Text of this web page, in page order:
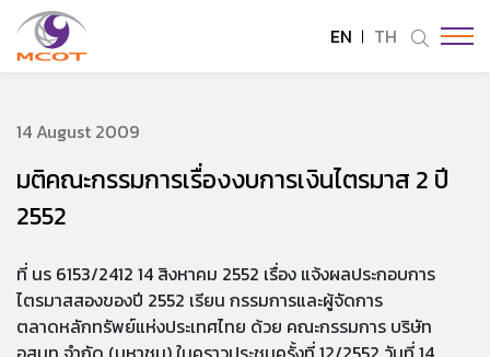
EN TH
14 August 2009
มติคณะกรรมการเรื่องงบการเงินไตรมาส 2 ปี
2552
ที่ นร 6153/2412 14 สิงหาคม 2552 เรื่อง แจ้งผลประกอบการ
ไตรมาสสองของปี 2552 เรียน กรรมการและผู้จัดการ
ตลาดหลักทรัพย์แห่งประเทศไทย ด้วย คณะกรรมการ บริษัท